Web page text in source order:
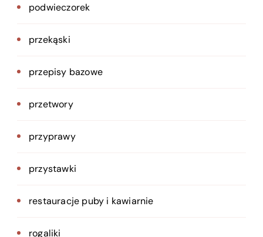
podwieczorek
przekąski
przepisy bazowe
przetwory
przyprawy
przystawki
restauracje puby i kawiarnie
rogaliki